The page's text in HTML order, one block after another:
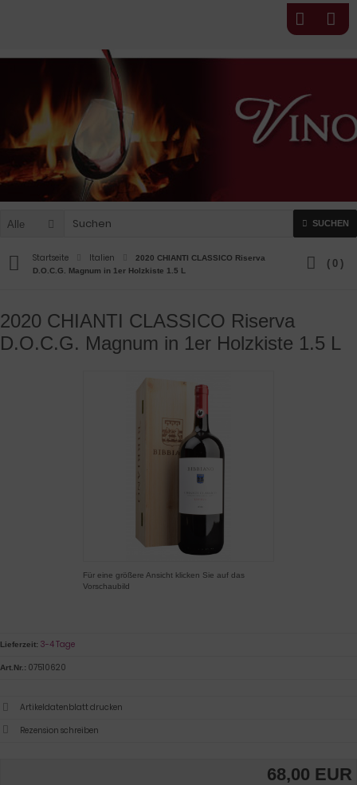
Alle SUCHEN
( 0 )
Startseite Italien
2020 CHIANTI CLASSICO Riserva
D.O.C.G. Magnum in 1er Holzkiste 1.5 L
2020 CHIANTI CLASSICO Riserva
D.O.C.G. Magnum in 1er Holzkiste 1.5 L
Für eine größere Ansicht klicken Sie auf das
Vorschaubild
68,00 EUR
Lieferzeit: 3-4 Tage
Art.Nr.: 07510620
Artikeldatenblatt drucken
Rezension schreiben